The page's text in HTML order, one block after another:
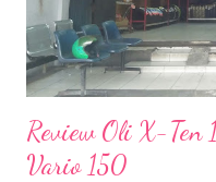
jewellery. Pernah iseng
LM), eh malah LM-nya d...
Review Oli X-
Vario 150